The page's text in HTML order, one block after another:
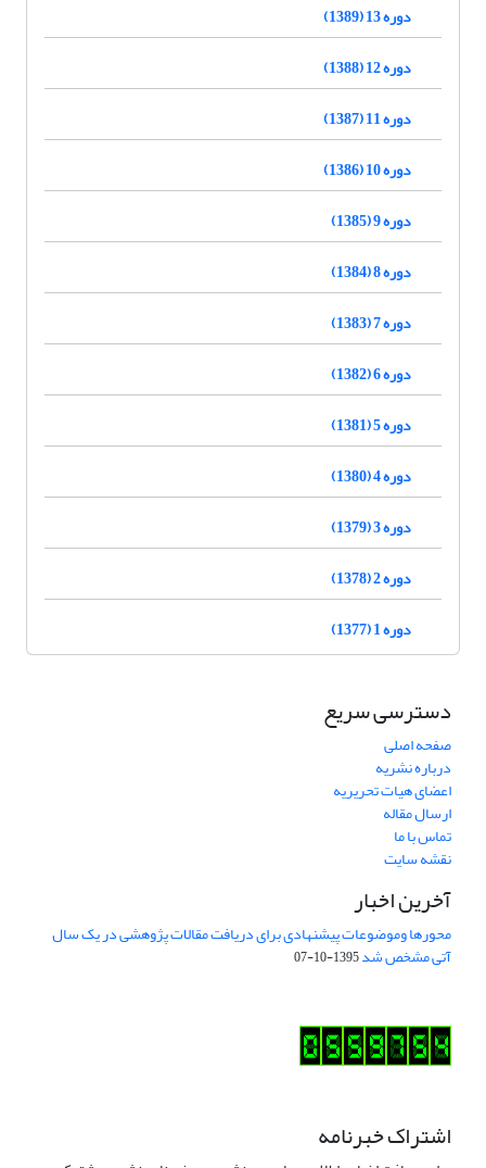
دوره 13 (1389)
دوره 12 (1388)
دوره 11 (1387)
دوره 10 (1386)
دوره 9 (1385)
دوره 8 (1384)
دوره 7 (1383)
دوره 6 (1382)
دوره 5 (1381)
دوره 4 (1380)
دوره 3 (1379)
دوره 2 (1378)
دوره 1 (1377)
دسترسی سریع
صفحه اصلی
درباره نشریه
اعضای هیات تحریریه
ارسال مقاله
تماس با ما
نقشه سایت
آخرین اخبار
محورها وموضوعات پیشنهادی برای دریافت مقالات پژوهشی در یک سال
آتی مشخص شد1395-10-07
اشتراک خبرنامه